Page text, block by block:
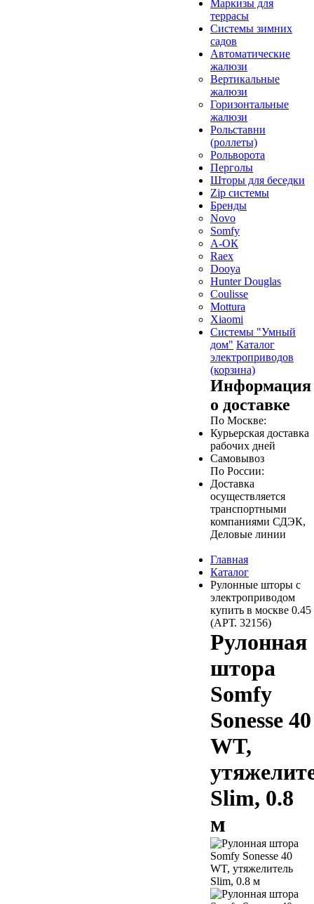
Маркизы для
террасы
Системы зимних
садов
Автоматические
жалюзи
Вертикальные
жалюзи
Горизонтальные
жалюзи
Рольставни
(роллеты)
Рольворота
Перголы
Шторы для беседки
Zip системы
Бренды
Novo
Somfy
А-ОК
Raex
Dooya
Hunter Douglas
Coulisse
Mottura
Xiaomi
Системы "Умный
дом" Каталог
электроприводов
(корзина)
Информация
о доставке
По Москве:
Курьерская доставка
рабочих дней
Самовывоз
По России:
Доставка
осуществляется
транспортными
компаниями СДЭК,
Деловые линии
Главная
Каталог
Рулонные шторы с
электроприводом
купить в москве 0.45
(АРТ. 32156)
Рулонная
штора
Somfy
Sonesse 40
WT,
Slim, 0.8
м